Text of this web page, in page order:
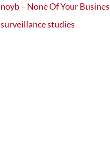
noyb – None Of Your
surveillance studies